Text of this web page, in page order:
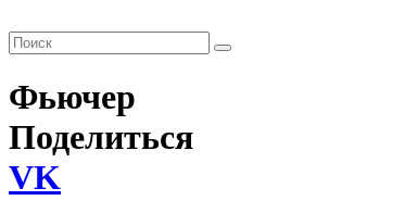
Фьючер
Поделиться
VK